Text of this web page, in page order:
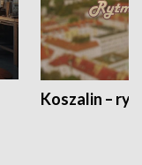
Koszalin –